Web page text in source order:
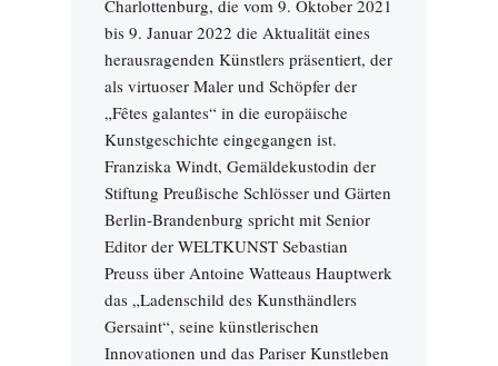
Charlottenburg, die vom 9. Oktober 2021
bis 9. Januar 2022 die Aktualität eines
herausragenden Künstlers präsentiert, der
als virtuoser Maler und Schöpfer der
„Fêtes galantes“ in die europäische
Kunstgeschichte eingegangen ist.
Franziska Windt, Gemäldekustodin der
Stiftung Preußische Schlösser und Gärten
Berlin-Brandenburg spricht mit Senior
Editor der WELTKUNST Sebastian
Preuss über Antoine Watteaus Hauptwerk
das „Ladenschild des Kunsthändlers
Gersaint“, seine künstlerischen
Innovationen und das Pariser Kunstleben